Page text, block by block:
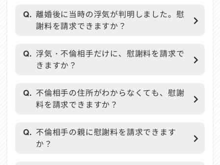
Q. 離婚後に当時の浮気が判明しました。慰
謝料を請求できますか？
Q. 浮気・不倫相手だけに、慰謝料を請求で
きますか？
Q. 不倫相手の住所がわからなくても、慰謝
料を請求できますか？
Q. 不倫相手の親に慰謝料を請求できます
か？